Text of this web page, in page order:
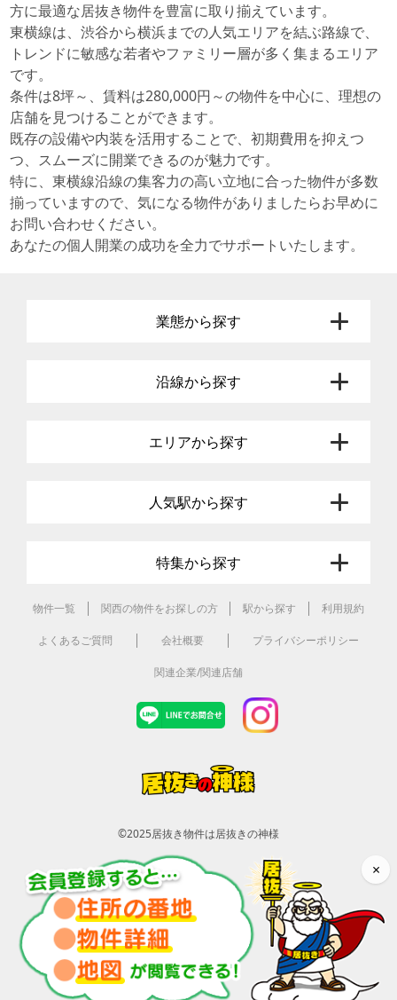
方に最適な居抜き物件を豊富に取り揃えています。
東横線は、渋谷から横浜までの人気エリアを結ぶ路線で、
トレンドに敏感な若者やファミリー層が多く集まるエリア
です。
条件は8坪～、賃料は280,000円～の物件を中心に、理想の
店舗を見つけることができます。
既存の設備や内装を活用することで、初期費用を抑えつ
つ、スムーズに開業できるのが魅力です。
特に、東横線沿線の集客力の高い立地に合った物件が多数
揃っていますので、気になる物件がありましたらお早めに
お問い合わせください。
あなたの個人開業の成功を全力でサポートいたします。
業態から探す
沿線から探す
エリアから探す
人気駅から探す
特集から探す
物件一覧 関西の物件をお探しの方 駅から探す 利用規約
よくあるご質問 会社概要 プライバシーポリシー
関連企業/関連店舗
©2025居抜き物件は居抜きの神様
×